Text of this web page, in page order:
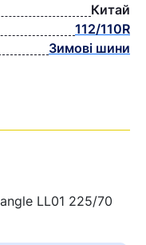
Китай
112/110R
Зимові шини
LL01 225/70